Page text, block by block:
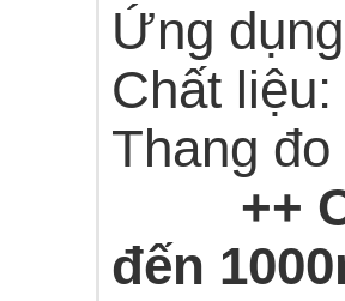
Ứng
Chất liệu:
Thang
++
đến